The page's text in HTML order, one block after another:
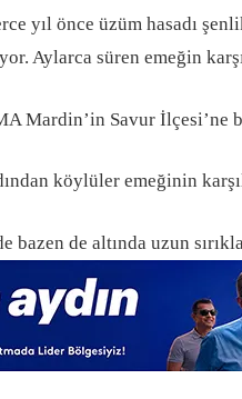
yıl önce üzüm hasadı
Aylarca süren emeğin
Mardin’in Savur İlçesi’ne
köylüler emeğinin
bazen de altında uzun